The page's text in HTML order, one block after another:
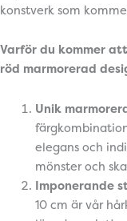
konstverk som
Varför du kommer
röd marmorerad
Unik
elegans och
mönster och
Imponerande
10 cm är vår